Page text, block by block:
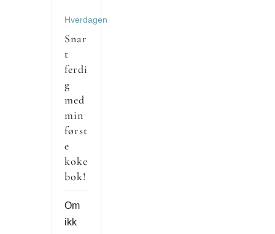
Hverdagen
Snar
t
ferdi
g
med
min
først
e
koke
bok!
Om
ikk